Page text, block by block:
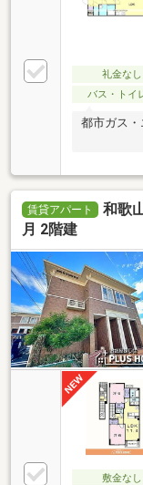
礼金なし
バス・トイ
都市ガス・
賃貸アパート
和歌
月 2階建
敷金なし